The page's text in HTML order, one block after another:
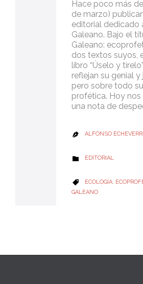
Hace poco más
de marzo)
editorial dedicado
Galeano. Bajo el
Galeano:
dos textos suyos,
libro “Úselo y
reflejan su genial y
pero sobre todo
profética. Hoy
una nota de
 ALFONSO ECHEVERRI
 CATEGORY
EDITORIAL
 CATEGORY
ECOLOGÍA,
GALEANO